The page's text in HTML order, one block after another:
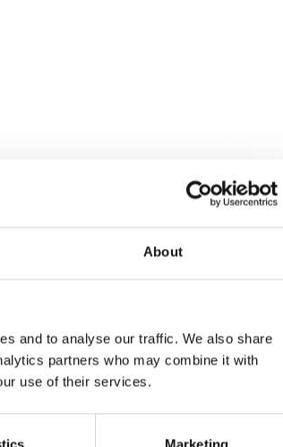
About
and to analyse our traffic. We also share
partners who may combine it with
use of their services.
ΠΡΟΙΟΝΤΩΝ
με στρας. Η λεπτή λάμψη των
κάθε εμφάνιση. Ιδανικό για καθημερινό